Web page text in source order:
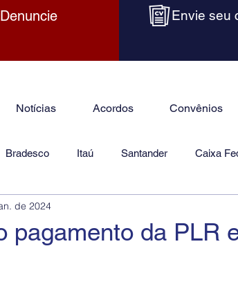
Denuncie Envie seu
Notícias Acordos Convênios
Bradesco Itaú Santander Caixa
pagamento da PLR
de 2024